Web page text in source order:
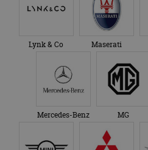
Lynk & Co Maserati
Mercedes-Benz MG